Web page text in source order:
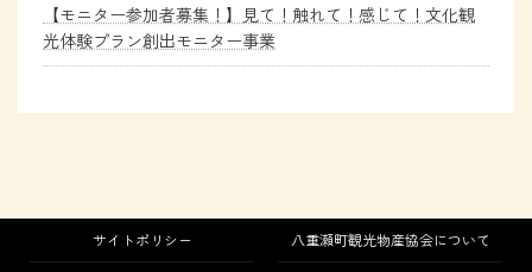
【モニター参加者募集！】見て！触れて！感じて！文化観
光体験プラン創出モニター事業
サイトポリシー 八重瀬町観光物産協会について